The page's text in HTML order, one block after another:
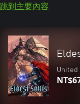
跳到主要內容
United